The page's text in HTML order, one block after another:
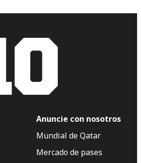
Anuncie con nosotros
Mundial de Qatar
Mercado de pases